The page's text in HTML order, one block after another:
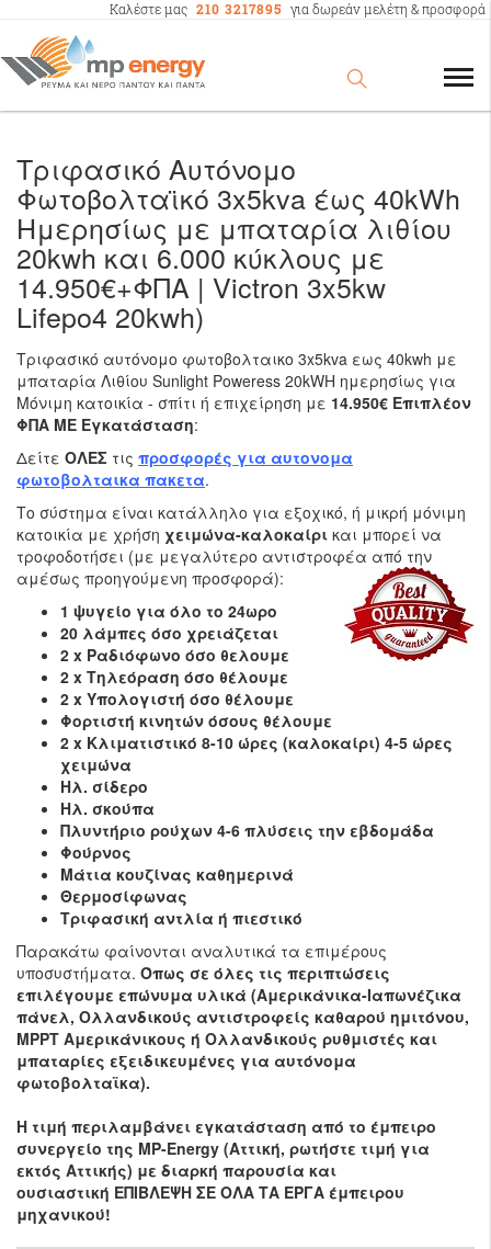
Καλέστε μας 210 3217895 για δωρεάν μελέτη & προσφορά
Τριφασικό Αυτόνομο
Φωτοβολταϊκό 3x5kva έως 40kWh
Ημερησίως με μπαταρία λιθίου
20kwh και 6.000 κύκλους με
14.950€+ΦΠΑ | Victron 3x5kw
Lifepo4 20kwh)
Tριφασικό αυτόνομο φωτοβολταικο 3x5kva εως 40kwh με
μπαταρία Λιθίου Sunlight Poweress 20kWH ημερησίως για
Μόνιμη κατοικία - σπίτι ή επιχείρηση με 14.950€ Επιπλέον
ΦΠΑ ΜΕ Εγκατάσταση:
Δείτε ΟΛΕΣ τις προσφορές για αυτονομα
φωτοβολταικα πακετα.
Το σύστημα είναι κατάλληλο για εξοχικό, ή μικρή μόνιμη
κατοικία με χρήση χειμώνα-καλοκαίρι και μπορεί να
τροφοδοτήσει (με μεγαλύτερο αντιστροφέα από την
αμέσως προηγούμενη προσφορά):
1 ψυγείο για όλο το 24ωρο
20 λάμπες όσο χρειάζεται
2 x Ραδιόφωνο όσο θελουμε
2 x Τηλεόραση όσο θέλουμε
2 x Υπολογιστή όσο θέλουμε
Φορτιστή κινητών όσους θέλουμε
2 x Κλιματιστικό 8-10 ώρες (καλοκαίρι) 4-5 ώρες
χειμώνα
Ηλ. σίδερο
Ηλ. σκούπα
Πλυντήριο ρούχων 4-6 πλύσεις την εβδομάδα
Φούρνος
Μάτια κουζίνας καθημερινά
Θερμοσίφωνας
Τριφασική αντλία ή πιεστικό
Παρακάτω φαίνονται αναλυτικά τα επιμέρους
υποσυστήματα. Όπως σε όλες τις περιπτώσεις
επιλέγουμε επώνυμα υλικά (Αμερικάνικα-Ιαπωνέζικα
πάνελ, Ολλανδικούς αντιστροφείς καθαρού ημιτόνου,
MPPT Αμερικάνικους ή Ολλανδικούς ρυθμιστές και
μπαταρίες εξειδικευμένες για αυτόνομα
φωτοβολταϊκα).
Η τιμή περιλαμβάνει εγκατάσταση από το έμπειρο
συνεργείο της MP-Energy (Αττική, ρωτήστε τιμή για
εκτός Αττικής) με διαρκή παρουσία και
ουσιαστική ΕΠΙΒΛΕΨΗ ΣΕ ΟΛΑ ΤΑ ΕΡΓΑ έμπειρου
μηχανικού!